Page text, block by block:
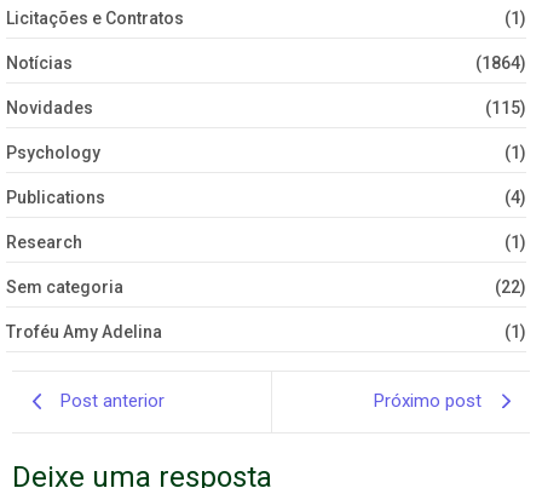
Licitações e Contratos (1)
Notícias (1864)
Novidades (115)
Psychology (1)
Publications (4)
Research (1)
Sem categoria (22)
Troféu Amy Adelina (1)
Post anterior Próximo post
Deixe uma resposta